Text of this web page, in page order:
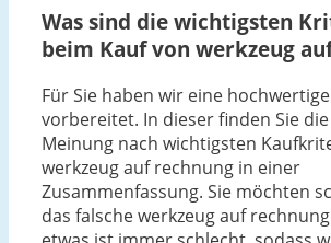
Was sind die wichtigsten
beim Kauf von werkzeug
Für Sie haben wir eine
vorbereitet. In dieser finden Sie
Meinung nach wichtigsten
werkzeug auf rechnung in einer
Zusammenfassung. Sie möchten
das falsche werkzeug auf